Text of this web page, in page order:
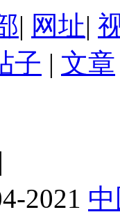
| 网址|
子 | 文章
|
2021